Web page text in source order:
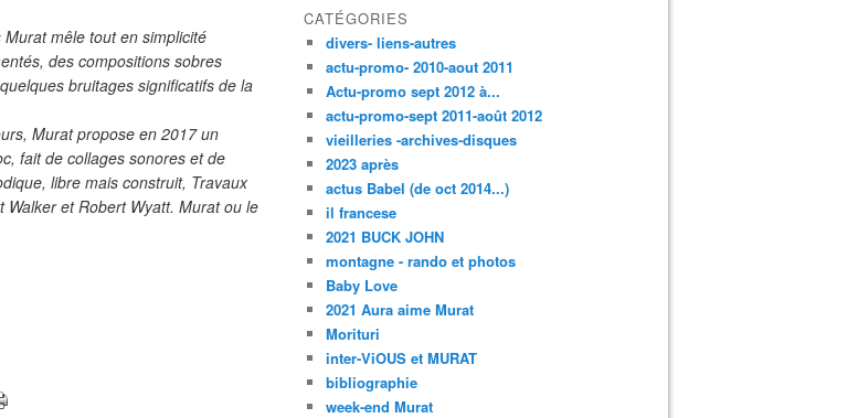
mêle tout en simplicité
des compositions sobres
bruitages significatifs de la
Murat propose en 2017 un
fait de collages sonores et de
libre mais construit, Travaux
et Robert Wyatt. Murat ou le
CATÉGORIES
divers- liens-autres
actu-promo- 2010-aout 2011
Actu-promo sept 2012 à...
actu-promo-sept 2011-août 2012
vieilleries -archives-disques
2023 après
actus Babel (de oct 2014...)
il francese
2021 BUCK JOHN
montagne - rando et photos
Baby Love
2021 Aura aime Murat
Morituri
inter-ViOUS et MURAT
bibliographie
week-end Murat